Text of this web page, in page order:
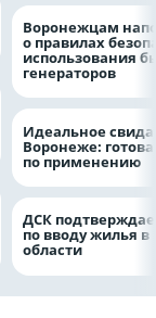
Воронежцам
о правилах
использования
генераторов
Идеальное
Воронеже:
по применению
ДСК
по вводу жилья
области